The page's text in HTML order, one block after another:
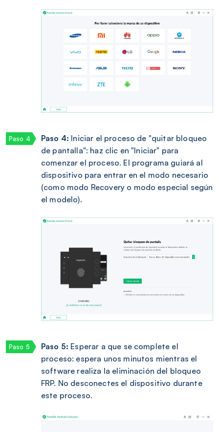
Paso 4: Iniciar el proceso de "quitar bloqueo
de pantalla": haz clic en "Iniciar" para
comenzar el proceso. El programa guiará al
dispositivo para entrar en el modo necesario
(como modo Recovery o modo especial según
el modelo).
Paso 5: Esperar a que se complete el
proceso: espera unos minutos mientras el
software realiza la eliminación del bloqueo
FRP. No desconectes el dispositivo durante
este proceso.